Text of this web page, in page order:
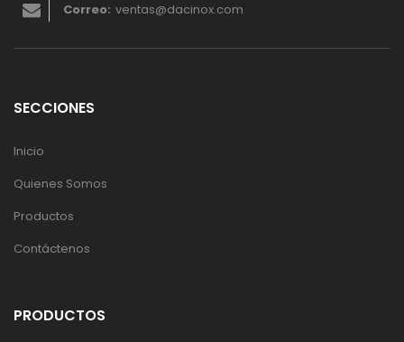
Correo: ventas@dacinox.com
SECCIONES
Inicio
Quienes Somos
Productos
Contáctenos
PRODUCTOS